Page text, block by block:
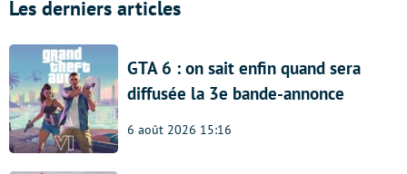
Les derniers articles
GTA 6 : on sait enfin quand sera
diffusée la 3e bande-annonce
6 août 2026 15:16